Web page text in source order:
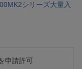
シリーズ大量入
申請許可